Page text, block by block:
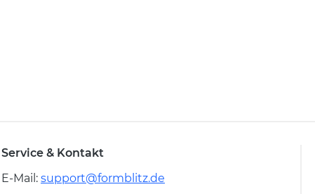
Service & Kontakt
E-Mail: support@formblitz.de